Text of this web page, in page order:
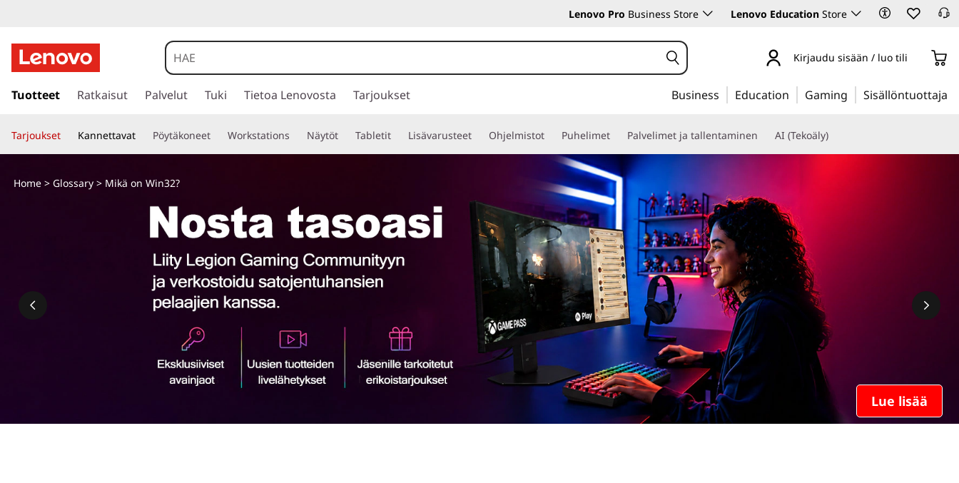
Lenovo Pro Business Store Lenovo Education Store
i
r
y
ä
Kirjaudu sisään / luo tili
Tuotteet Ratkaisut Palvelut Tuki Tietoa Lenovosta Tarjoukset Business Education Gaming Sisällöntuottaja
Tarjoukset Kannettavat Pöytäkoneet Workstations Näytöt Tabletit Lisävarusteet Ohjelmistot Puhelimet Palvelimet ja tallentaminen AI (Tekoäly)
Lue lisää
Home> Glossary> Mikä on Win32?